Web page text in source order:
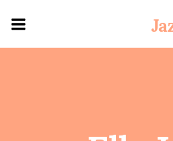
Início